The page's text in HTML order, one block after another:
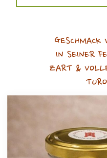
GESCHMACK
IN SEINER
ZART &